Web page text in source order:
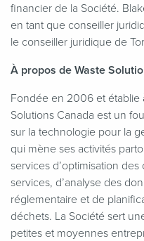
financier de la Société.
en tant que conseiller
le conseiller juridique de
À propos de Waste
Fondée en 2006 et établie
Solutions Canada est un
sur la technologie pour la
qui mène ses activités
services d’optimisation
services, d’analyse des
réglementaire et de
déchets. La Société sert
petites et moyennes